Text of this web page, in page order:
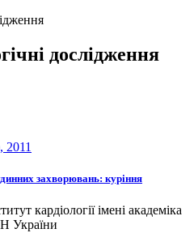
дослідження
захворювань: куріння
кардіології імені академіка
України